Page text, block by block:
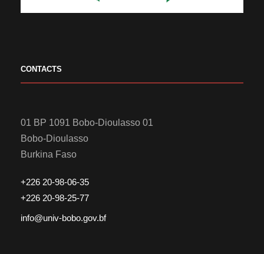
CONTACTS
01 BP 1091 Bobo-Dioulasso 01
Bobo-Dioulasso
Burkina Faso
+226 20-98-06-35
+226 20-98-25-77
info@univ-bobo.gov.bf